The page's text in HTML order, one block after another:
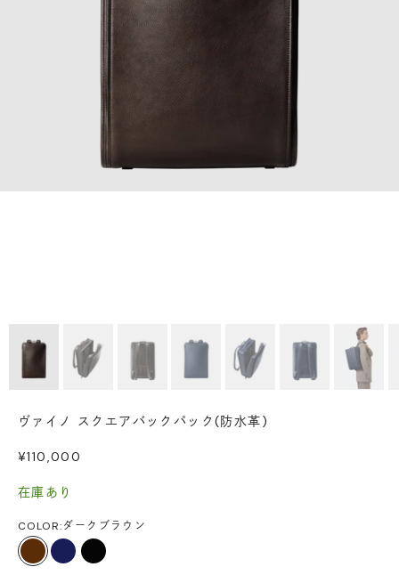
ヴァイノ スクエアバックパック(防水革)
セール価格
¥110,000
在庫あり
COLOR:ダークブラウン
ダークブラウン
ダークネイビー
ブラック